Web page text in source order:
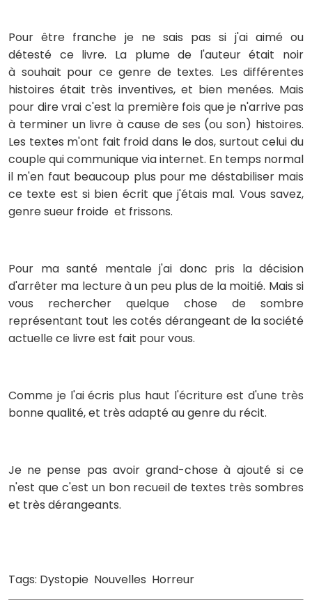
Pour être franche je ne sais pas si j'ai aimé ou
détesté ce livre. La plume de l'auteur était noir
à souhait pour ce genre de textes. Les différentes
histoires était très inventives, et bien menées. Mais
pour dire vrai c'est la première fois que je n'arrive pas
à terminer un livre à cause de ses (ou son) histoires.
Les textes m'ont fait froid dans le dos, surtout celui du
couple qui communique via internet. En temps normal
il m'en faut beaucoup plus pour me déstabiliser mais
ce texte est si bien écrit que j'étais mal. Vous savez,
genre sueur froide et frissons.
Pour ma santé mentale j'ai donc pris la décision
d'arrêter ma lecture à un peu plus de la moitié. Mais si
vous rechercher quelque chose de sombre
représentant tout les cotés dérangeant de la société
actuelle ce livre est fait pour vous.
Comme je l'ai écris plus haut l'écriture est d'une très
bonne qualité, et très adapté au genre du récit.
Je ne pense pas avoir grand-chose à ajouté si ce
n'est que c'est un bon recueil de textes très sombres
et très dérangeants.
Tags: Dystopie Nouvelles Horreur